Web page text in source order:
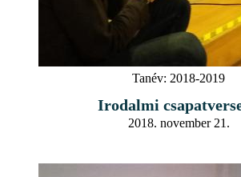
Tanév: 2018-2019
Irodalmi
2018. november 21.